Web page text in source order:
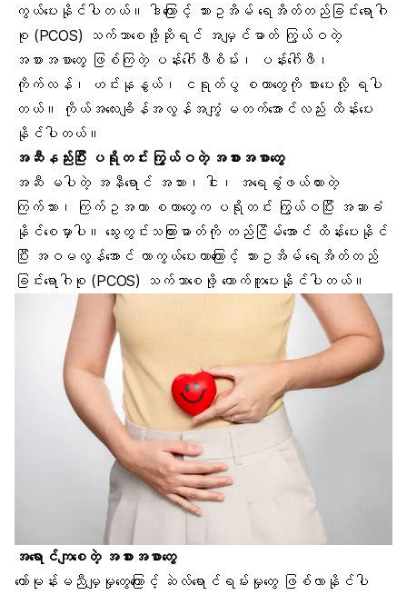
ကွယ်ပေးနိုင်ပါတယ်။ ဒါကြောင့် သားဥအိမ် ရေအိတ်တည်ခြင်းရောဂါ
စု (PCOS) သက်သာစေဖို့ဆိုရင် အမျှင်ဓာတ် ကြွယ်ဝတဲ့
အစားအစာတွေ ဖြစ်ကြတဲ့ ပန်းဂေါ်ဖီစိမ်း၊ ပန်းဂေါ်ဖီ၊
ကိုက်လန်၊ ဟင်းနုနွယ်၊ ငရုတ်ပွ စတာတွေကို စားပေးလို့ ရပါ
တယ်။ ကိုယ်အလေးချိန်အလွန်အကျွံ မတက်အောင်လည်း ထိန်းပေး
နိုင်ပါတယ်။
အဆီနည်းပြီး ပရိုတင်း ကြွယ်ဝတဲ့ အစားအစာတွေ
အဆီ မပါတဲ့ အနီရောင် အသား၊ ငါး၊ အရေခွံဖယ်ထားတဲ့
ကြက်သား၊ ကြက်ဥအကာ စတာတွေက ပရိုတင်း ကြွယ်ဝပြီး အဆာခံ
နိုင်စေမှာပါ။ သွေးတွင်းသကြားဓာတ်ကို တည်ငြိမ်အောင် ထိန်းပေးနိုင်
ပြီး အဝမလွန်အောင် ကာကွယ်ပေးတာကြောင့် သားဥအိမ် ရေအိတ်တည်
ခြင်းရောဂါစု (PCOS) သက်သာစေဖို့ ထောက်ကူပေးနိုင်ပါတယ်။
အရောင်ကျစေတဲ့ အစားအစာတွေ
ဟော်မုန်းမညီမျှမှုတွေကြောင့် ဆဲလ်ရောင်ရမ်းမှုတွေ ဖြစ်လာနိုင်ပါ